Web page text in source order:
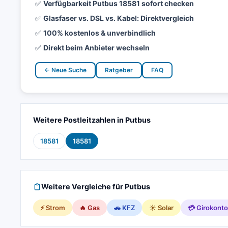
✅ Verfügbarkeit Putbus 18581 sofort checken
✅ Glasfaser vs. DSL vs. Kabel: Direktvergleich
✅ 100% kostenlos & unverbindlich
✅ Direkt beim Anbieter wechseln
← Neue Suche Ratgeber FAQ
Weitere Postleitzahlen in Putbus
18581 18581
Weitere Vergleiche für Putbus
⚡ Strom 🔥 Gas 🚗 KFZ ☀️ Solar 💳 Girokonto